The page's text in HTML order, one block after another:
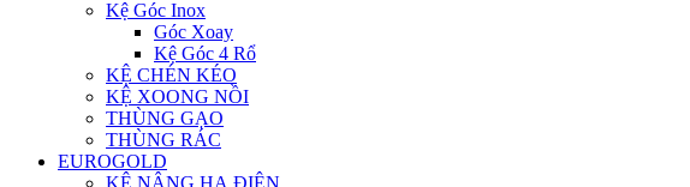
Kệ Góc Inox
Góc Xoay
Kệ Góc 4 Rổ
KỆ CHÉN KÉO
KỆ XOONG NỒI
THÙNG GẠO
THÙNG RÁC
EUROGOLD
KỆ NÂNG HẠ ĐIỆN